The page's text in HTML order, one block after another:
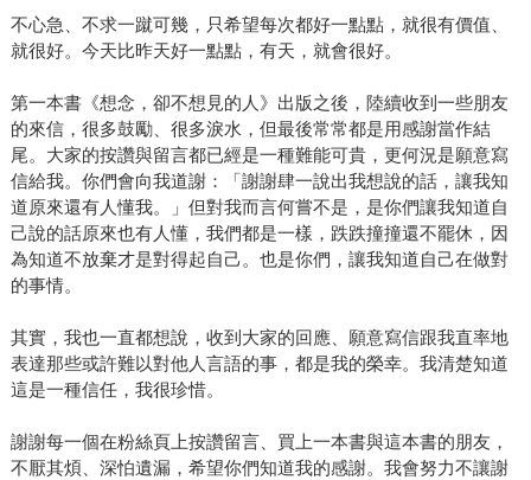
不心急、不求一蹴可幾，只希望每次都好一點點，就很有價值、
就很好。今天比昨天好一點點，有天，就會很好。
第一本書《想念，卻不想見的人》出版之後，陸續收到一些朋友
的來信，很多鼓勵、很多淚水，但最後常常都是用感謝當作結
尾。大家的按讚與留言都已經是一種難能可貴，更何況是願意寫
信給我。你們會向我道謝：「謝謝肆一說出我想說的話，讓我知
道原來還有人懂我。」但對我而言何嘗不是，是你們讓我知道自
己說的話原來也有人懂，我們都是一樣，跌跌撞撞還不罷休，因
為知道不放棄才是對得起自己。也是你們，讓我知道自己在做對
的事情。
其實，我也一直都想說，收到大家的回應、願意寫信跟我直率地
表達那些或許難以對他人言語的事，都是我的榮幸。我清楚知道
這是一種信任，我很珍惜。
謝謝每一個在粉絲頁上按讚留言、買上一本書與這本書的朋友，
不厭其煩、深怕遺漏，希望你們知道我的感謝。我會努力不讓謝